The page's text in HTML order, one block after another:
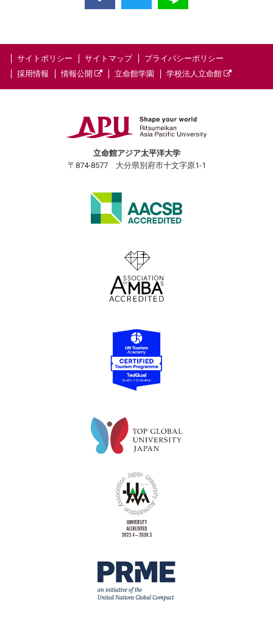
サイトポリシー サイトマップ
プライバシーポリシー
採用情報
情報公開 立命館学園 学校法人立命館
立命館アジア太平洋大学
〒874-8577 大分県別府市十文字原1-1